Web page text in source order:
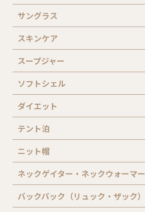
サングラス
スキンケア
スープジャー
ソフトシェル
ダイエット
テント泊
ニット帽
ネックゲイター・ネックウォーマー
バックパック（リュック・ザック）